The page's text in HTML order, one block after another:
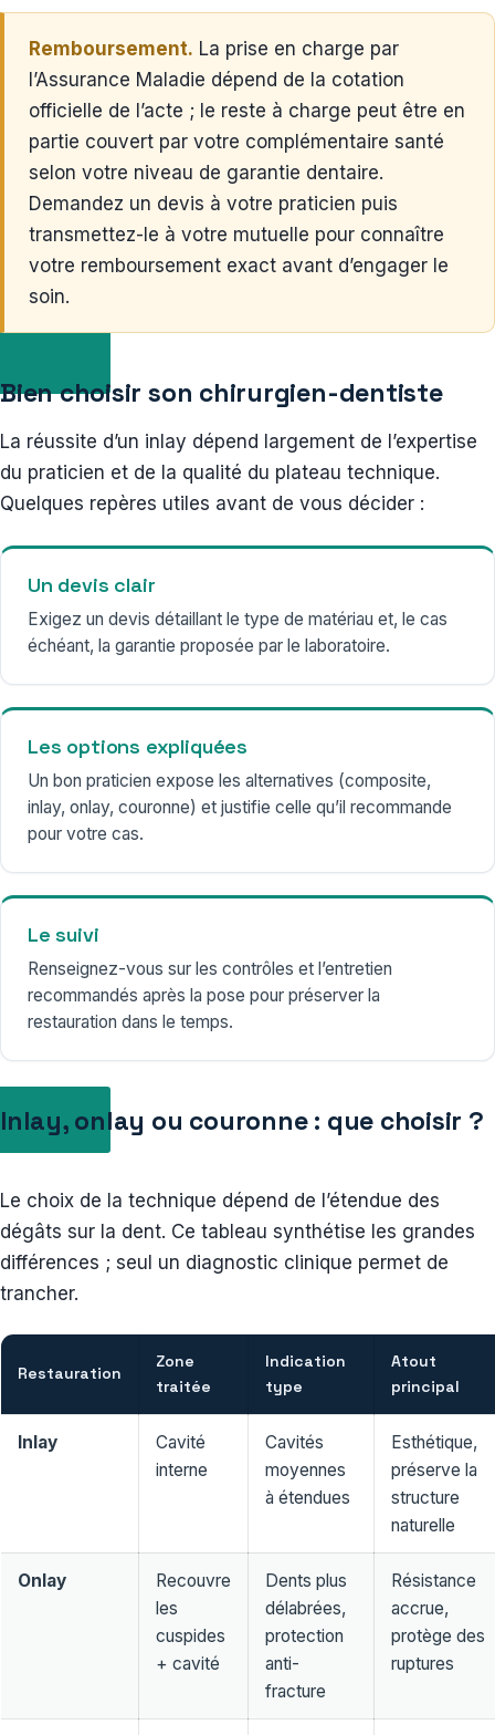
Remboursement. La prise en charge par
l’Assurance Maladie dépend de la cotation
officielle de l’acte ; le reste à charge peut être en
partie couvert par votre complémentaire santé
selon votre niveau de garantie dentaire.
Demandez un devis à votre praticien puis
transmettez-le à votre mutuelle pour connaître
votre remboursement exact avant d’engager le
soin.
Bien choisir son chirurgien-dentiste
La réussite d’un inlay dépend largement de l’expertise
du praticien et de la qualité du plateau technique.
Quelques repères utiles avant de vous décider :
Un devis clair
Exigez un devis détaillant le type de matériau et, le cas
échéant, la garantie proposée par le laboratoire.
Les options expliquées
Un bon praticien expose les alternatives (composite,
inlay, onlay, couronne) et justifie celle qu’il recommande
pour votre cas.
Le suivi
Renseignez-vous sur les contrôles et l’entretien
recommandés après la pose pour préserver la
restauration dans le temps.
Inlay, onlay ou couronne : que choisir ?
Le choix de la technique dépend de l’étendue des
dégâts sur la dent. Ce tableau synthétise les grandes
différences ; seul un diagnostic clinique permet de
trancher.
Restauration
Zone
traitée
Indication
type
Atout
principal
Inlay
Cavité
interne
Cavités
moyennes
à étendues
Esthétique,
préserve la
structure
naturelle
Onlay
Recouvre
les
cuspides
+ cavité
Dents plus
délabrées,
protection
anti-
fracture
Résistance
accrue,
protège des
ruptures